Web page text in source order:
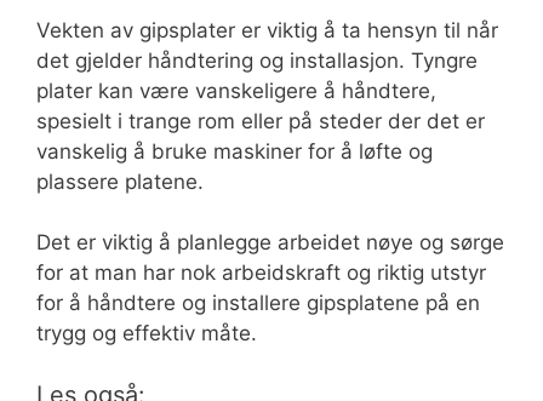
Vekten av gipsplater er viktig å ta hensyn til når
det gjelder håndtering og installasjon. Tyngre
plater kan være vanskeligere å håndtere,
spesielt i trange rom eller på steder der det er
vanskelig å bruke maskiner for å løfte og
plassere platene.
Det er viktig å planlegge arbeidet nøye og sørge
for at man har nok arbeidskraft og riktig utstyr
for å håndtere og installere gipsplatene på en
trygg og effektiv måte.
Les også: